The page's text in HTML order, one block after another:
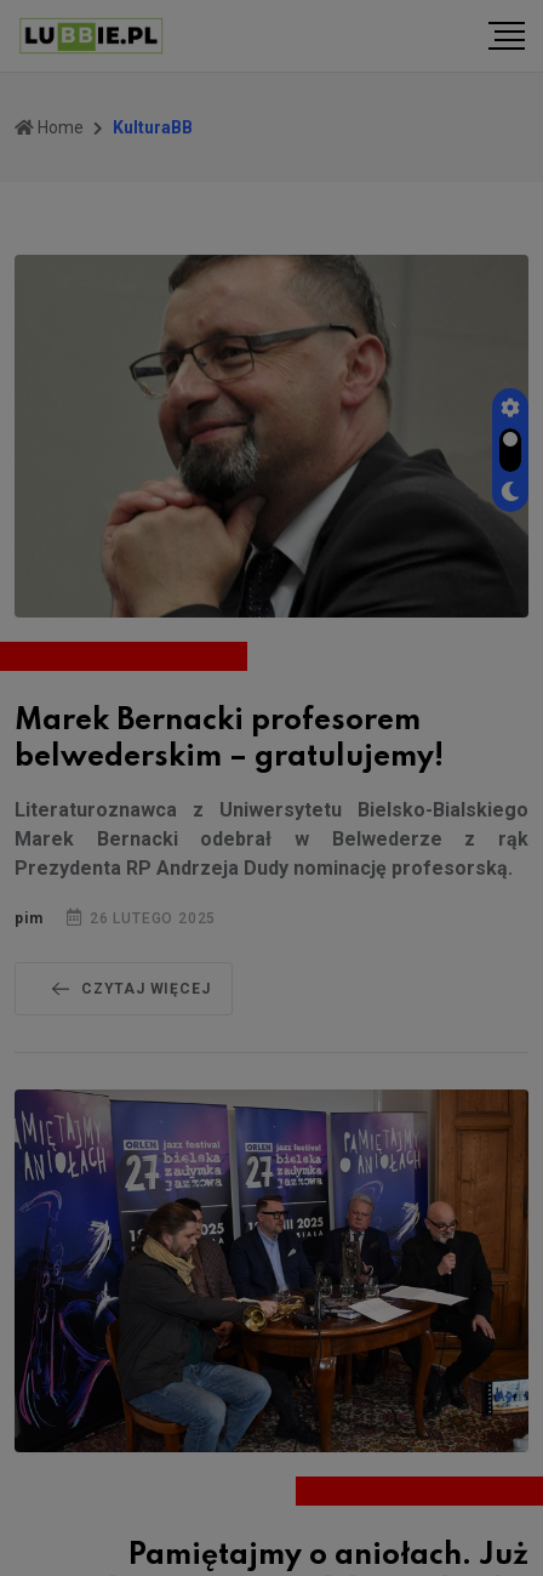
Home KulturaBB
Marek Bernacki profesorem
belwederskim – gratulujemy!
Literaturoznawca z Uniwersytetu Bielsko-Bialskiego
Marek Bernacki odebrał w Belwederze z rąk
Prezydenta RP Andrzeja Dudy nominację profesorską.
pim 26 LUTEGO 2025
CZYTAJ WIĘCEJ
Pamiętajmy o aniołach. Już